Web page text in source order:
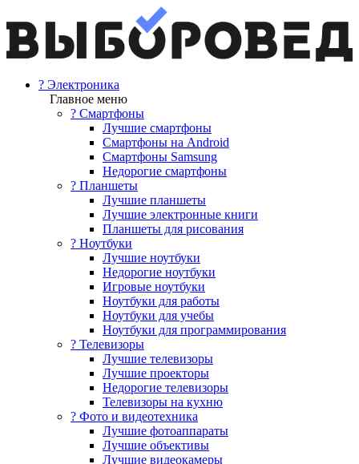
? Электроника
Главное меню
? Смартфоны
Лучшие смартфоны
Смартфоны на Android
Смартфоны Samsung
Недорогие смартфоны
? Планшеты
Лучшие планшеты
Лучшие электронные книги
Планшеты для рисования
? Ноутбуки
Лучшие ноутбуки
Недорогие ноутбуки
Игровые ноутбуки
Ноутбуки для работы
Ноутбуки для учебы
Ноутбуки для программирования
? Телевизоры
Лучшие телевизоры
Лучшие проекторы
Недорогие телевизоры
Телевизоры на кухню
? Фото и видеотехника
Лучшие фотоаппараты
Лучшие объективы
Лучшие видеокамеры